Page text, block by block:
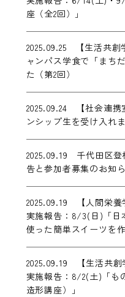
座（全2回）」
2025.09.25 【生活共創
ャンパス学食で「まち
た（第2回）
2025.09.24 【社会連携
ンシップ生を受け入れ
2025.09.19 千代田区登
告と参加者募集のお知
2025.09.19 【人間栄養
実施報告：8/3(日)「日
使った簡単スイーツを作
2025.09.19 【生活共創
実施報告：8/2(土)「も
造形講座）」